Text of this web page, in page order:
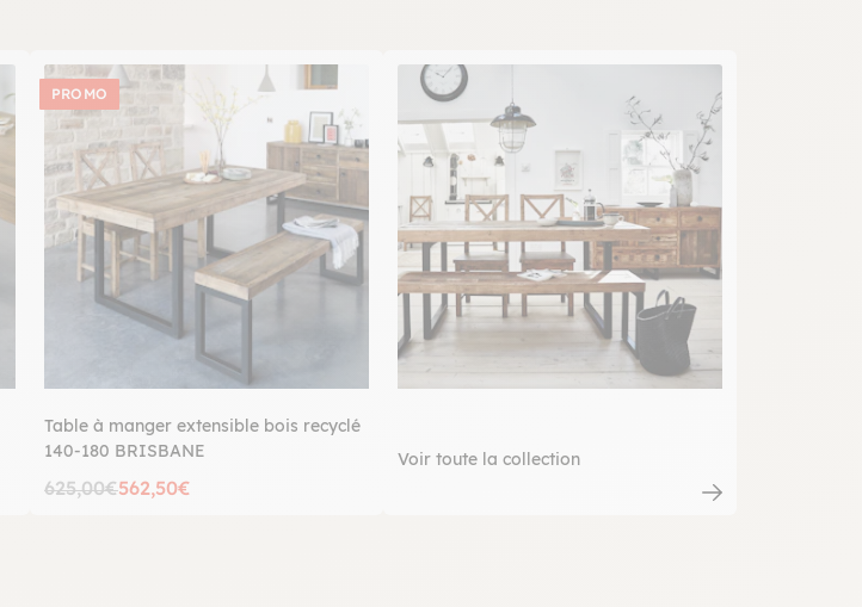
PROMO
Table à manger extensible bois recyclé
140-180 BRISBANE
625,00€562,50€
Voir toute la collection